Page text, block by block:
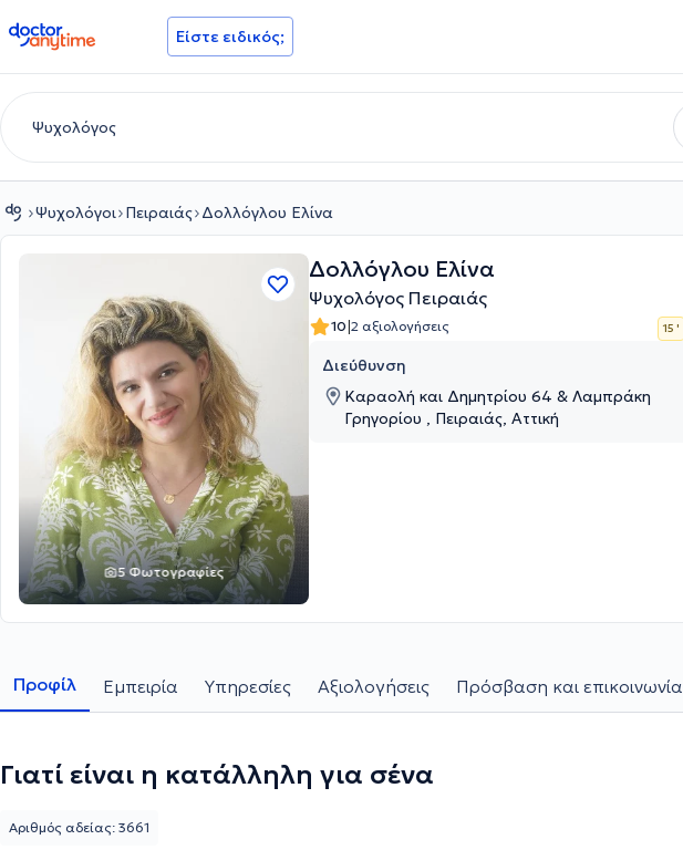
doctoranytime Είστε ειδικός;
Ψυχολόγοι Πειραιάς Δολλόγλου Ελίνα
5 Φωτογραφίες
Δολλόγλου Ελίνα
Ψυχολόγος Πειραιάς
10|2 αξιολογήσεις 15 '
Διεύθυνση
Καραολή και Δημητρίου 64 & Λαμπράκη
Γρηγορίου , Πειραιάς, Αττική
Προφίλ Εμπειρία Υπηρεσίες Αξιολογήσεις Πρόσβαση και επικοινωνία
Γιατί είναι η κατάλληλη για σένα
Αριθμός αδείας: 3661